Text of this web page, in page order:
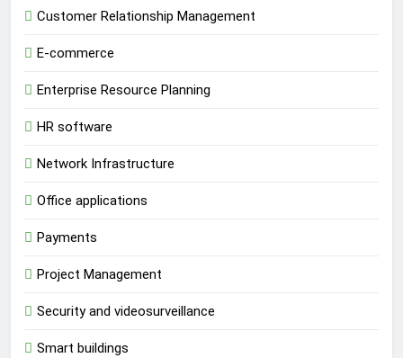
Customer Relationship Management
E-commerce
Enterprise Resource Planning
HR software
Network Infrastructure
Office applications
Payments
Project Management
Security and videosurveillance
Smart buildings